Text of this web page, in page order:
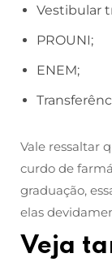
Vestibular
PROUNI;
ENEM;
Vale ressaltar
curdo de
graduação,
elas
Veja